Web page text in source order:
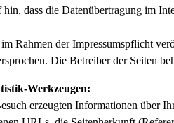
hin, dass die Datenübertragung im
Rahmen der Impressumspflicht
Die Betreiber der Seiten
Werkzeugen:
erzeugten Informationen über